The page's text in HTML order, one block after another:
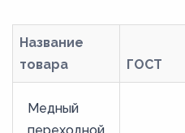
Название
товара
ГОСТ
Медный